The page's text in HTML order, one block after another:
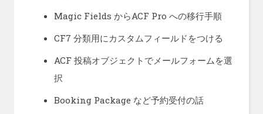
Magic Fields からACF Pro への移行手順
CF7 分類用にカスタムフィールドをつける
ACF 投稿オブジェクトでメールフォームを選
択
Booking Package など予約受付の話